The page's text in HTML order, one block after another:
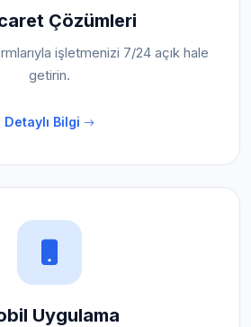
Çözümleri
işletmenizi 7/24 açık hale
getirin.
Detaylı Bilgi
Uygulama